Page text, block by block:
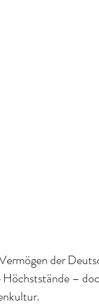
der
Höchststände –